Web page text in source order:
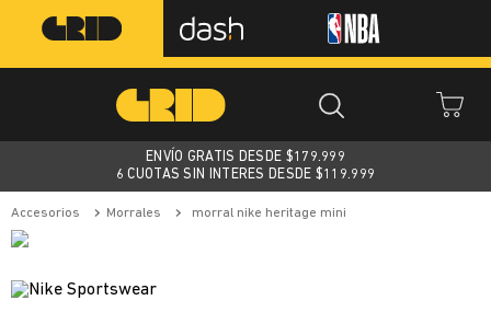
ENVÍO GRATIS DESDE $179.999
6 CUOTAS SIN INTERES DESDE $119.999
accesorios morrales morral nike heritage mini